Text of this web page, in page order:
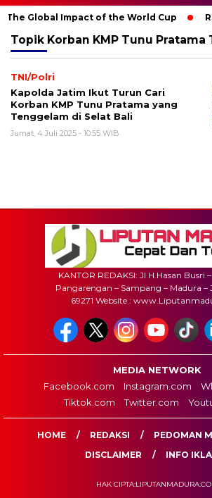
Global Impact of the World Cup
Topik Korban KMP Tunu
TNI/Polri
Kapolda Jatim Ikut Turun Cari
Korban KMP Tunu Pratama yang
Tenggelam di Selat Bali
Jumat, 4 Juli 2025 - 10:55 WIB
KANTOR REDAKSI: Jl H.Hasan Busri
Pangarengan – Sampang – Madura
69271 Website :
MEDIA NETWORK
Facebook.com
Instagram.com
Tiktok.com
Twitter.com
HOME REDAKSI
PEDOMAN
DISCLAIMER
INFO
HAK